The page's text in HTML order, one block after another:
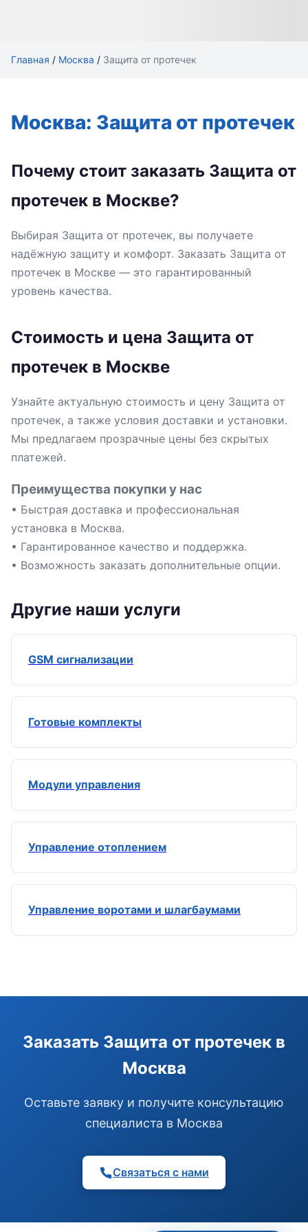
Главная / Москва / Защита от протечек
Москва: Защита от протечек
Почему стоит заказать Защита от
протечек в Москве?
Выбирая Защита от протечек, вы получаете
надёжную защиту и комфорт. Заказать Защита от
протечек в Москве — это гарантированный
уровень качества.
Стоимость и цена Защита от
протечек в Москве
Узнайте актуальную стоимость и цену Защита от
протечек, а также условия доставки и установки.
Мы предлагаем прозрачные цены без скрытых
платежей.
Преимущества покупки у нас
• Быстрая доставка и профессиональная
установка в Москва.
• Гарантированное качество и поддержка.
• Возможность заказать дополнительные опции.
Другие наши услуги
GSM сигнализации
Готовые комплекты
Модули управления
Управление отоплением
Управление воротами и шлагбаумами
Заказать Защита от протечек в
Москва
Оставьте заявку и получите консультацию
специалиста в Москва
Связаться с нами
модуль управления или готовый комплект.
Подобрать сигнализацию